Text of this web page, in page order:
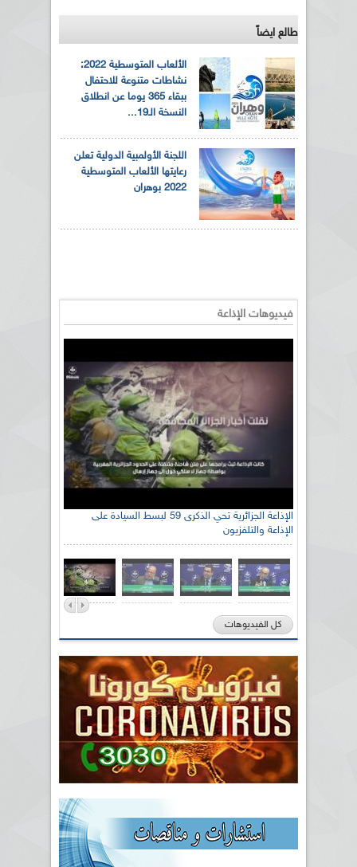
طالع ايضاً
الألعاب المتوسطية 2022:
نشاطات متنوعة للاحتفال
ببقاء 365 يوما عن انطلاق
النسخة الـ19...
اللجنة الأولمبية الدولية تعلن
رعايتها الألعاب المتوسطية
2022 بوهران
فيديوهات الإذاعة
الإذاعة الجزائرية تحي الذكرى 59 لبسط السيادة على
الإذاعة والتلفزيون
كل الفيديوهات